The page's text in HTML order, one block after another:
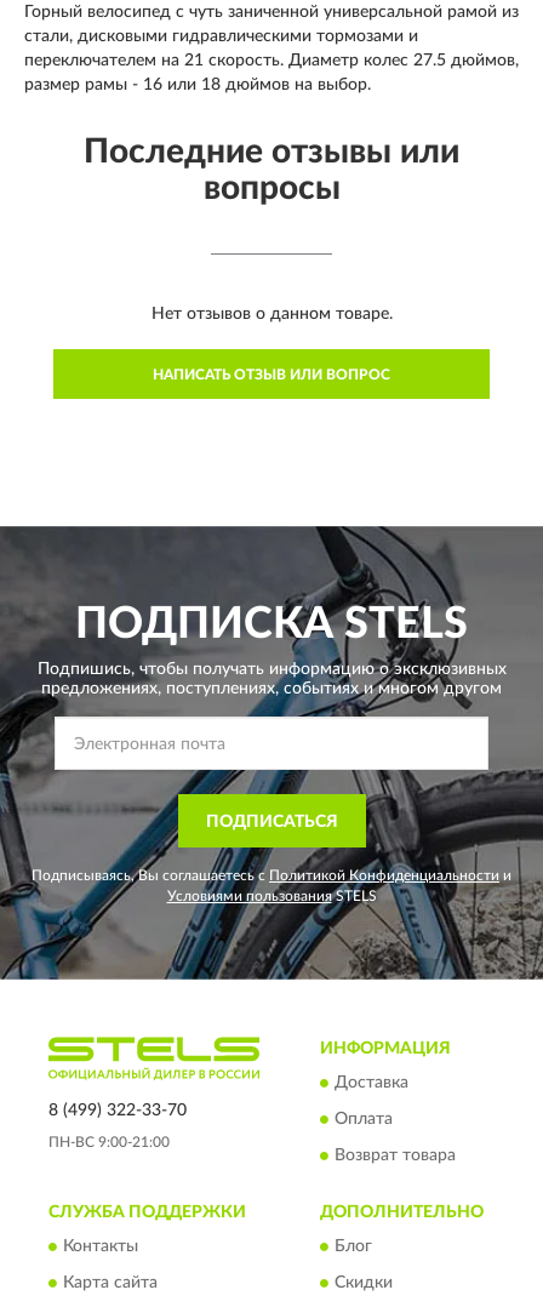
Горный велосипед с чуть заниченной универсальной рамой из
стали, дисковыми гидравлическими тормозами и
переключателем на 21 скорость. Диаметр колес 27.5 дюймов,
размер рамы - 16 или 18 дюймов на выбор.
Последние отзывы или
вопросы
Нет отзывов о данном товаре.
НАПИСАТЬ ОТЗЫВ ИЛИ ВОПРОС
ПОДПИСКАSTELS
Подпишись, чтобы получать информацию о эксклюзивных
предложениях, поступлениях, событиях и многом другом
ПОДПИСАТЬСЯ
Подписываясь, Вы соглашаетесь с Политикой Конфиденциальности и
Условиями пользованияSTELS
8 (499) 322-33-70
ПН-ВС 9:00-21:00
ИНФОРМАЦИЯ
Доставка
Оплата
Возврат товара
СЛУЖБА ПОДДЕРЖКИ
Контакты
Карта сайта
ДОПОЛНИТЕЛЬНО
Блог
Скидки